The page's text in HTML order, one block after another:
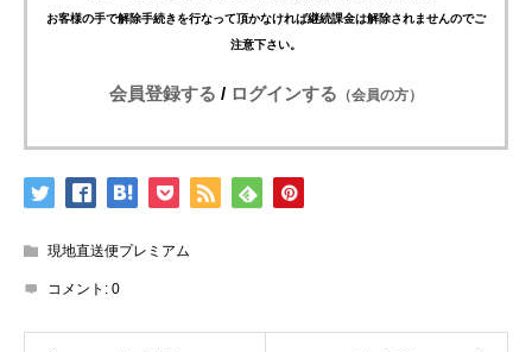
お客様の手で解除手続きを行なって頂かなければ継続課金は解除されませんのでご
注意下さい。
会員登録する / ログインする （会員の方）
現地直送便プレミアム
コメント: 0